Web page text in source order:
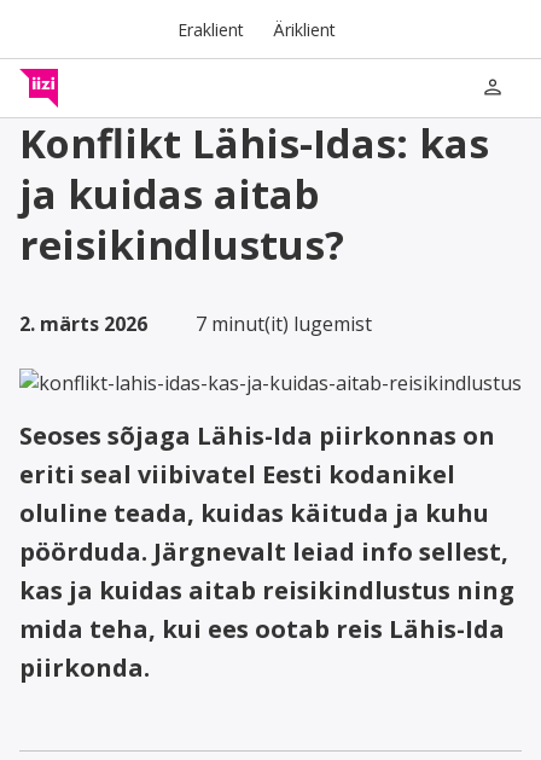
Eraklient Äriklient
person
Konflikt Lähis-Idas: kas
ja kuidas aitab
reisikindlustus?
2. märts 2026 7 minut(it) lugemist
Seoses sõjaga Lähis-Ida piirkonnas on
eriti seal viibivatel Eesti kodanikel
oluline teada, kuidas käituda ja kuhu
pöörduda. Järgnevalt leiad info sellest,
kas ja kuidas aitab reisikindlustus ning
mida teha, kui ees ootab reis Lähis-Ida
piirkonda.